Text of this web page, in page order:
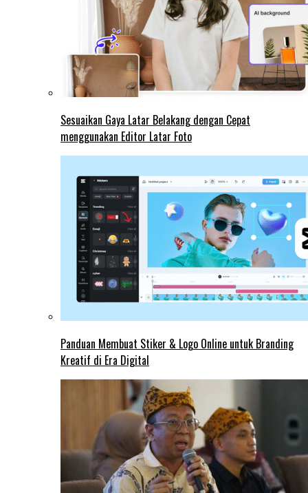
Sesuaikan Gaya Latar Belakang dengan Cepat
menggunakan Editor Latar Foto
Panduan Membuat Stiker & Logo Online untuk Branding
Kreatif di Era Digital